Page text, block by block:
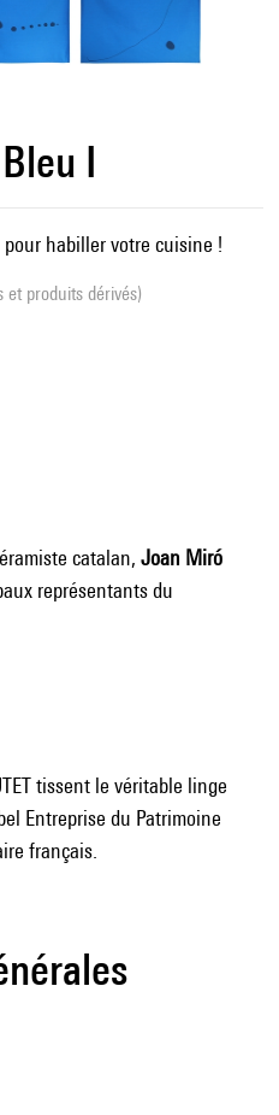
I
habiller votre cuisine !
et produits dérivés)
catalan, Joan Miró
représentants du
tissent le véritable linge
Entreprise du Patrimoine
français.